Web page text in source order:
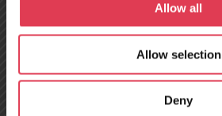
Allow all
Allow selection
Deny